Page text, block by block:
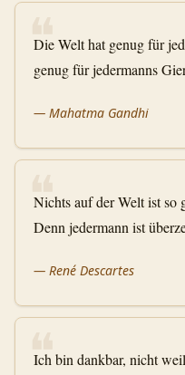
❝
Die Welt hat genug für
genug für jedermanns
— Mahatma Gandhi
❝
Nichts auf der Welt ist so
Denn jedermann ist
— René Descartes
❝
Ich bin dankbar, nicht